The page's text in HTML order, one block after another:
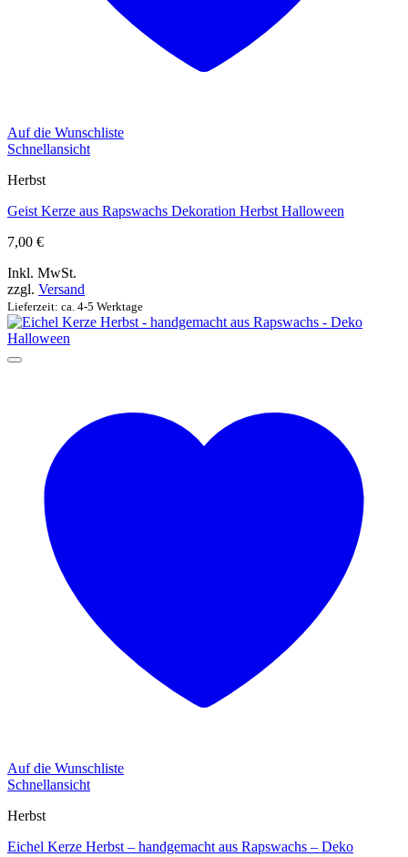
Auf die Wunschliste
Schnellansicht
Herbst
Geist Kerze aus Rapswachs Dekoration Herbst Halloween
7,00 €
Inkl. MwSt.
zzgl. Versand
Lieferzeit: ca. 4-5 Werktage
Auf die Wunschliste
Schnellansicht
Herbst
Eichel Kerze Herbst – handgemacht aus Rapswachs – Deko